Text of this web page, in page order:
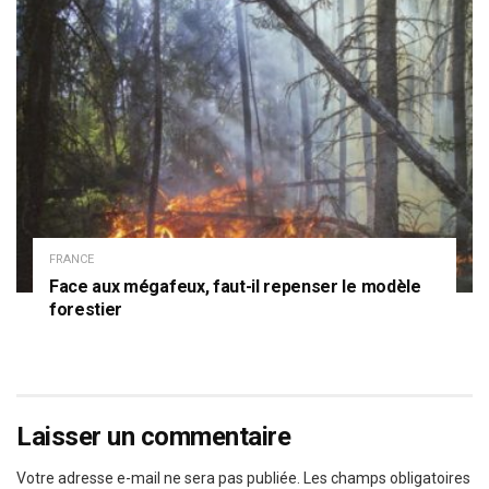
FRANCE
Face aux mégafeux, faut-il repenser le modèle
forestier
Laisser un commentaire
Votre adresse e-mail ne sera pas publiée. Les champs obligatoires